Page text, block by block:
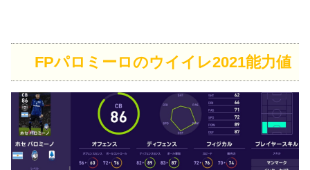
FPパロミーロのウイイレ2021能力値